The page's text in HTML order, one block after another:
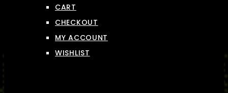
CART
CHECKOUT
MY ACCOUNT
WISHLIST